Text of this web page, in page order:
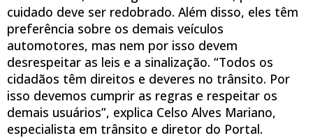
cuidado deve ser redobrado. Além disso, eles têm
preferência sobre os demais veículos
automotores, mas nem por isso devem
desrespeitar as leis e a sinalização. “Todos os
cidadãos têm direitos e deveres no trânsito. Por
isso devemos cumprir as regras e respeitar os
demais usuários”, explica Celso Alves Mariano,
especialista em trânsito e diretor do Portal.